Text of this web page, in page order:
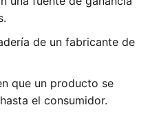
de un fabricante de
que un producto se
el consumidor.